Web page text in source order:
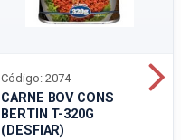
CARNE BOV CONS
BERTIN T-320G
(DESFIAR)
Código: 2074